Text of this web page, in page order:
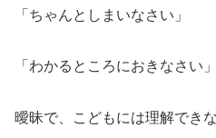
「ちゃんとしまいなさい」
「わかるところにおきなさい
曖昧で、こどもには理解でき